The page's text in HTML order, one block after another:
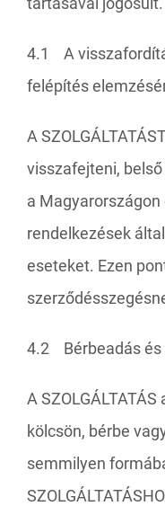
4.1 A
felépítés
A
visszafejteni,
a
rendelkezések
eseteket. Ezen
4.2 Bérbeadás és
A
kölcsön, bérbe
semmilyen